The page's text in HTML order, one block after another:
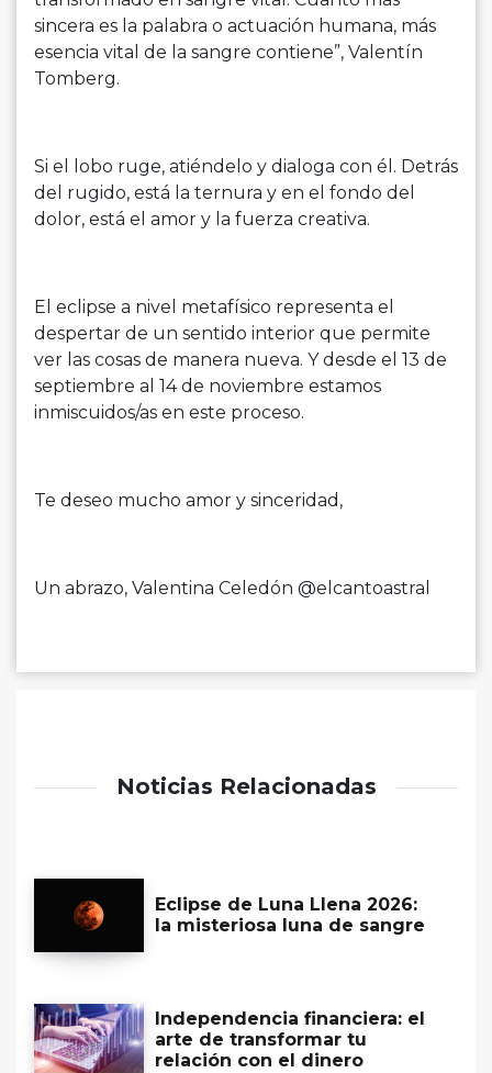
sincera es la palabra o actuación humana, más
esencia vital de la sangre contiene”, Valentín
Tomberg.
Si el lobo ruge, atiéndelo y dialoga con él. Detrás
del rugido, está la ternura y en el fondo del
dolor, está el amor y la fuerza creativa.
El eclipse a nivel metafísico representa el
despertar de un sentido interior que permite
ver las cosas de manera nueva. Y desde el 13 de
septiembre al 14 de noviembre estamos
inmiscuidos/as en este proceso.
Te deseo mucho amor y sinceridad,
Un abrazo, Valentina Celedón @elcantoastral
Noticias Relacionadas
Eclipse de Luna Llena 2026:
la misteriosa luna de sangre
Independencia financiera: el
arte de transformar tu
relación con el dinero